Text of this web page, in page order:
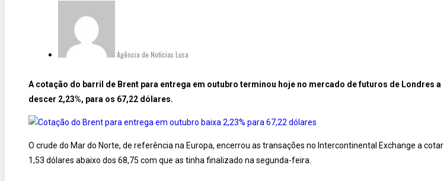
Agência de Notícias Lusa
A cotação do barril de Brent para entrega em outubro terminou hoje no mercado de futuros de Londres a
descer 2,23%, para os 67,22 dólares.
O crude do Mar do Norte, de referência na Europa, encerrou as transações no Intercontinental Exchange a cotar
1,53 dólares abaixo dos 68,75 com que as tinha finalizado na segunda-feira.